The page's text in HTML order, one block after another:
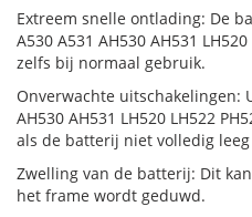
Extreem snelle ontlading: De
A530 A531 AH530 AH531
zelfs bij normaal gebruik.
Onverwachte uitschakelingen:
AH530 AH531 LH520 LH522
als de batterij niet volledig leeg
Zwelling van de batterij: Dit
het frame wordt geduwd.